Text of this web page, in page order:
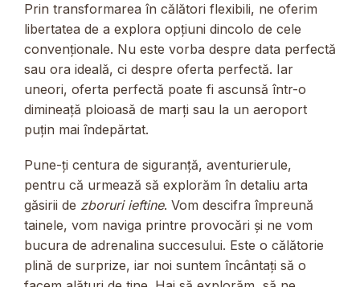
Prin transformarea în călători flexibili, ne oferim
libertatea de a explora opțiuni dincolo de cele
convenționale. Nu este vorba despre data perfectă
sau ora ideală, ci despre oferta perfectă. Iar
uneori, oferta perfectă poate fi ascunsă într-o
dimineață ploioasă de marți sau la un aeroport
puțin mai îndepărtat.
Pune-ți centura de siguranță, aventurierule,
pentru că urmează să explorăm în detaliu arta
găsirii de zboruri ieftine. Vom descifra împreună
tainele, vom naviga printre provocări și ne vom
bucura de adrenalina succesului. Este o călătorie
plină de surprize, iar noi suntem încântați să o